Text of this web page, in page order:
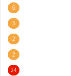
6
5
2
2
24